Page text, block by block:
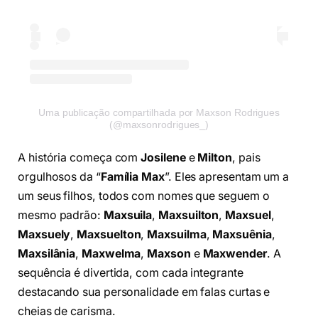
Uma publicação compartilhada por Maxson Rodrigues
(@maxsonrodrigues_)
A história começa comJosilenee Milton, pais
orgulhosos da “Família Max”. Eles apresentam um a
um seus filhos, todos com nomes que seguem o
mesmo padrão: Maxsuila, Maxsuilton, Maxsuel,
Maxsuely, Maxsuelton, Maxsuilma, Maxsuênia,
Maxsilânia, Maxwelma, Maxson e Maxwender. A
sequência é divertida, com cada integrante
destacando sua personalidade em falas curtas e
cheias de carisma.